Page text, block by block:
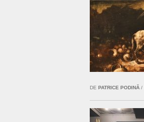
DE PATRICE PODINĂ /